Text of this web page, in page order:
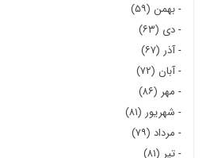
-بهمن (۵۹)
-دی (۶۳)
-آذر (۶۷)
-آبان (۷۲)
- مهر (۸۶)
- شهریور (۸۱)
- مرداد (۷۹)
-تیر (۸۱)